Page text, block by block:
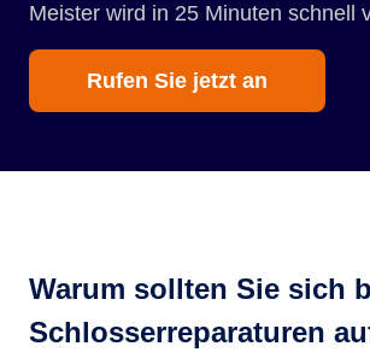
Meister wird in 25 Minuten schnell
Rufen Sie jetzt an
Warum sollten Sie sich
Schlosserreparaturen